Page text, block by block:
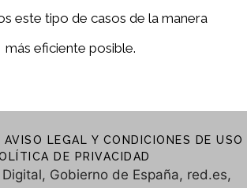
este tipo de casos de la manera
más eficiente posible.
AVISO LEGAL Y CONDICIONES DE USO
DE PRIVACIDAD